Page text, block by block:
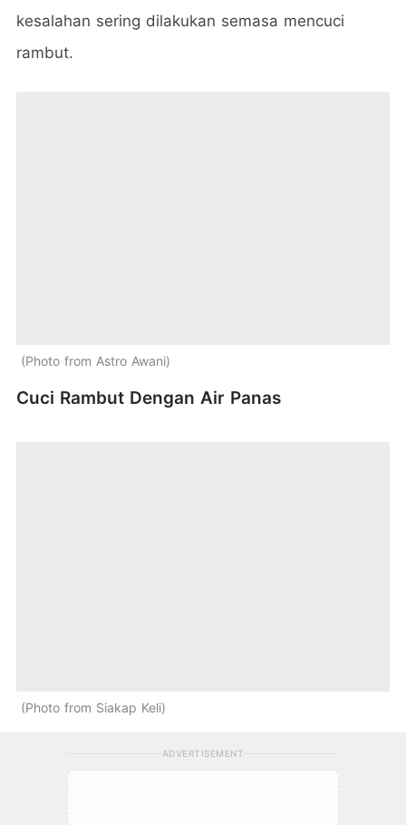
kesalahan sering dilakukan semasa mencuci
rambut.
Photo from Astro Awani
Cuci Rambut Dengan Air Panas
Photo from Siakap Keli
ADVERTISEMENT